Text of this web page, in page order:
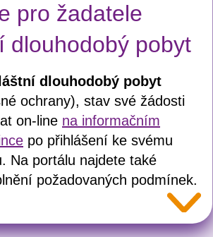
pro žadatele
dlouhodobý pobyt
dlouhodobý pobyt
ochrany), stav své žádosti
on-line na informačním
po přihlášení ke svému
Na portálu najdete také
požadovaných podmínek.